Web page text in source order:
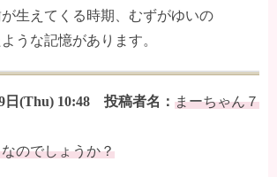
生えてくる時期、むずがゆいの
うな記憶があります。
日(Thu) 10:48 投稿者名： まーちゃん７
のでしょうか？